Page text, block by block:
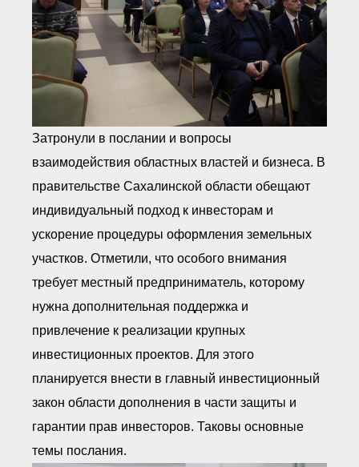
Затронули в послании и вопросы
взаимодействия областных властей и бизнеса. В
правительстве Сахалинской области обещают
индивидуальный подход к инвесторам и
ускорение процедуры оформления земельных
участков. Отметили, что особого внимания
требует местный предприниматель, которому
нужна дополнительная поддержка и
привлечение к реализации крупных
инвестиционных проектов. Для этого
планируется внести в главный инвестиционный
закон области дополнения в части защиты и
гарантии прав инвесторов. Таковы основные
темы послания.